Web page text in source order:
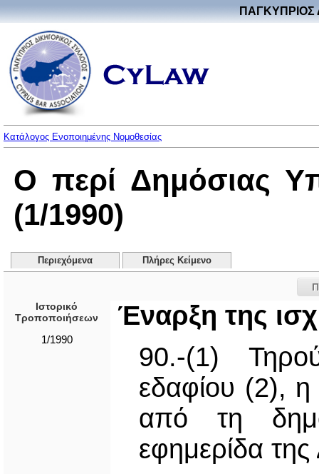
ΠΑΓΚΥΠΡΙΟΣ
Κατάλογος Ενοποιημένης Νομοθεσίας
Ο περί Δημόσιας
(1/1990)
Περιεχόμενα Πλήρες Κείμενο
Ιστορικό
Τροποποιήσεων
1/1990
Έναρξη της
90.-(1)
εδαφίου (2), η
από τη
εφημερίδα